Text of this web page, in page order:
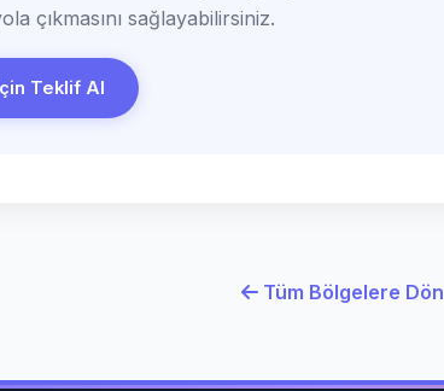
çıkmasını sağlayabilirsiniz.
Teklif Al
Tüm Bölgelere Dön